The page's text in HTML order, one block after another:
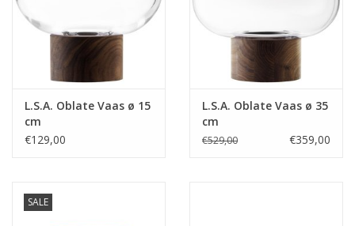
L.S.A. Oblate Vaas ø 15
cm
€129,00
L.S.A. Oblate Vaas ø 35
cm
€529,00 €359,00
SALE